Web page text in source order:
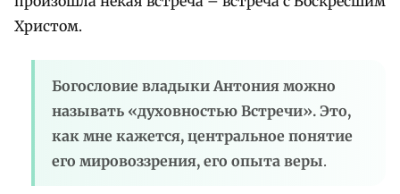
Христом.
Богословие владыки Антония можно
называть «духовностью Встречи». Это,
как мне кажется, центральное понятие
его мировоззрения, его опыта веры.